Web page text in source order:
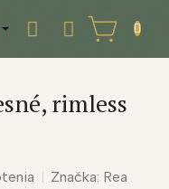
NÁKUPNÝ
KOŠÍK
rimless
Značka: Rea